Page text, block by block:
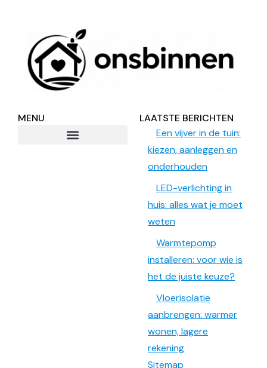
MENU
LAATSTE BERICHTEN
Een vijver in de tuin:
kiezen, aanleggen en
onderhouden
LED-verlichting in
huis: alles wat je moet
weten
Warmtepomp
installeren: voor wie is
het de juiste keuze?
Vloerisolatie
aanbrengen: warmer
wonen, lagere
rekening
Sitemap